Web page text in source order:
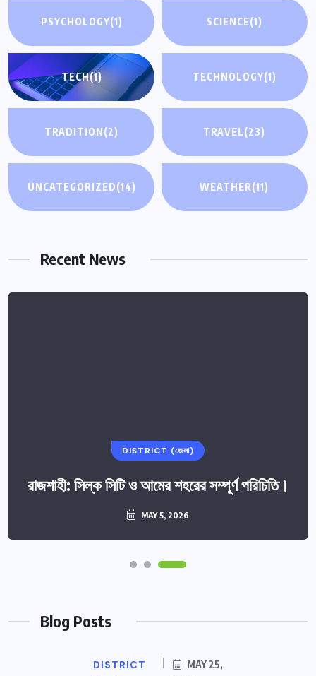
PSYCHOLOGY(1) SCIENCE(1)
TECH(1) TECHNOLOGY(1)
TRADITION(2) TRAVEL(23)
UNCATEGORIZED(14) WEATHER(11)
Recent News
DISTRICT (জেলা)
রাজশাহী: সিল্ক সিটি ও আমের শহরের সম্পূর্ণ পরিচিতি।
MAY 5, 2026
Blog Posts
DISTRICT
MAY 25,